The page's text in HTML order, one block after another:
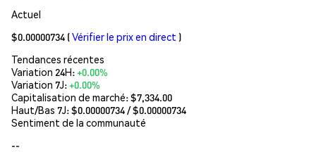
Actuel
$0.00000734 (Vérifier le prix en direct )
Tendances récentes
Variation 24H:+0.00%
Variation 7J:+0.00%
Capitalisation de marché:$7,334.00
Haut/Bas 7J: $0.00000734/ $0.00000734
Sentiment de la communauté
--